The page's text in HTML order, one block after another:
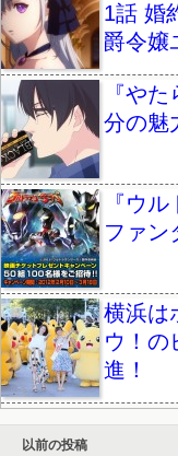
1話 婚
爵令嬢
『や
分の魅
『ウ
ファン
横浜は
ウ！の
進！
以前の投稿